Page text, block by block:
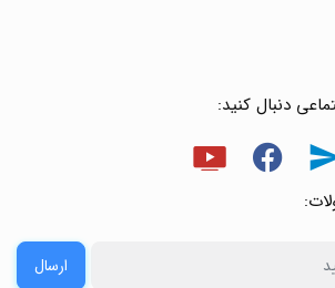
دنبال کنید:
ارسال